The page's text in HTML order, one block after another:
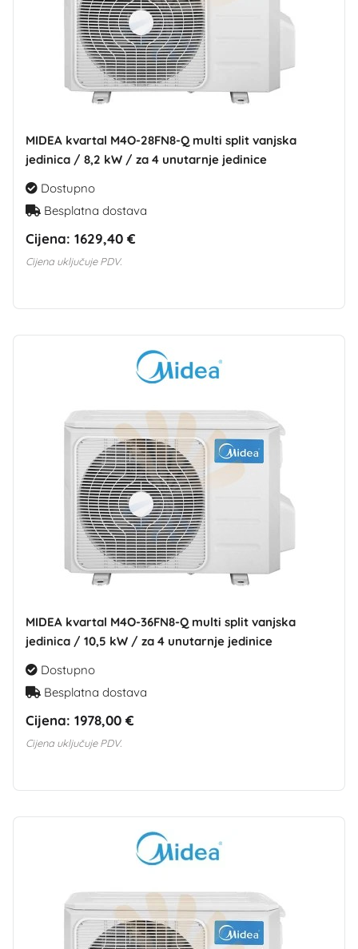
MIDEA kvartal M4O-28FN8-Q multi split vanjska
jedinica / 8,2 kW / za 4 unutarnje jedinice
Dostupno
Besplatna dostava
Cijena: 1629,40 €
Cijena uključuje PDV.
MIDEA kvartal M4O-36FN8-Q multi split vanjska
jedinica / 10,5 kW / za 4 unutarnje jedinice
Dostupno
Besplatna dostava
Cijena: 1978,00 €
Cijena uključuje PDV.